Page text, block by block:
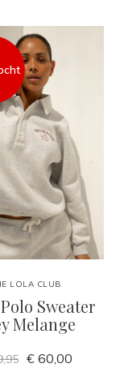
LOLA CLUB
Sweater
Melange
€ 60,00